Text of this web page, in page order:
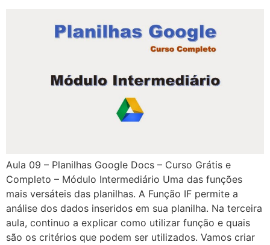
Aula 09 – Planilhas Google Docs – Curso Grátis e
Completo – Módulo Intermediário Uma das funções
mais versáteis das planilhas. A Função IF permite a
análise dos dados inseridos em sua planilha. Na terceira
aula, continuo a explicar como utilizar função e quais
são os critérios que podem ser utilizados. Vamos criar